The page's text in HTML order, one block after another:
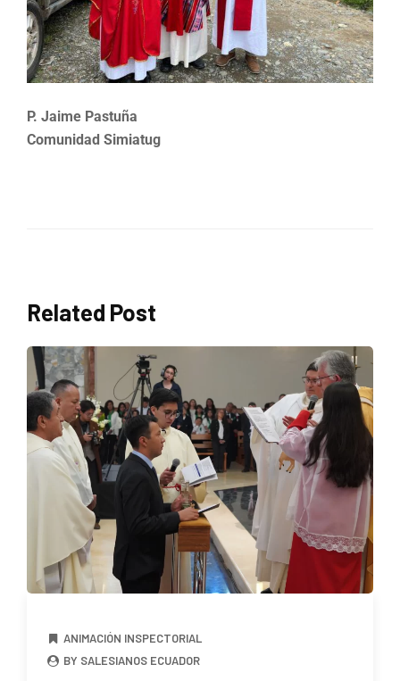
P. Jaime Pastuña
Comunidad Simiatug
Related Post
ANIMACIÓN INSPECTORIAL
BY SALESIANOS ECUADOR